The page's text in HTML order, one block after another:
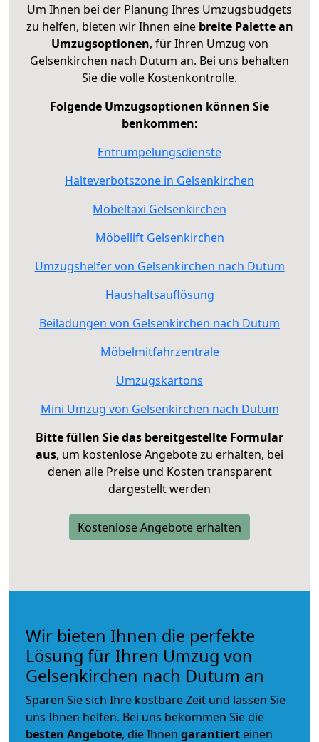
Um Ihnen bei der Planung Ihres Umzugsbudgets
zu helfen, bieten wir Ihnen eine breite Palette an
Umzugsoptionen, für Ihren Umzug von
Gelsenkirchen nach Dutum an. Bei uns behalten
Sie die volle Kostenkontrolle.
Folgende Umzugsoptionen können Sie
benkommen:
Entrümpelungsdienste
Halteverbotszone in Gelsenkirchen
Möbeltaxi Gelsenkirchen
Möbellift Gelsenkirchen
Umzugshelfer von Gelsenkirchen nach Dutum
Haushaltsauflösung
Beiladungen von Gelsenkirchen nach Dutum
Möbelmitfahrzentrale
Umzugskartons
Mini Umzug von Gelsenkirchen nach Dutum
Bitte füllen Sie das bereitgestellte Formular
aus, um kostenlose Angebote zu erhalten, bei
denen alle Preise und Kosten transparent
dargestellt werden
Kostenlose Angebote erhalten
Wir bieten Ihnen die perfekte
Lösung für Ihren Umzug von
Gelsenkirchen nach Dutum an
Sparen Sie sich Ihre kostbare Zeit und lassen Sie
uns Ihnen helfen. Bei uns bekommen Sie die
besten Angebote, die Ihnen garantiert einen